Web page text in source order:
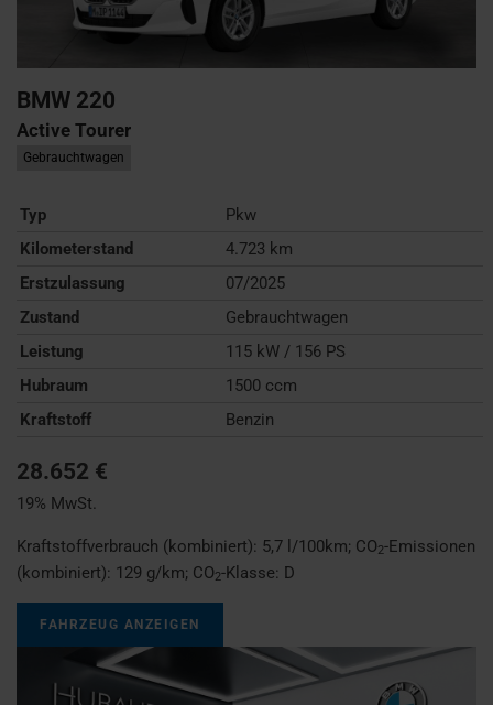
BMW 220
Active Tourer
Gebrauchtwagen
Typ
Pkw
Kilometerstand
4.723 km
Erstzulassung
07/2025
Zustand
Gebrauchtwagen
Leistung
115 kW / 156 PS
Hubraum
1500 ccm
Kraftstoff
Benzin
28.652 €
19% MwSt.
Kraftstoffverbrauch (kombiniert): 5,7 l/100km; CO2-Emissionen
(kombiniert): 129 g/km; CO2-Klasse: D
FAHRZEUG ANZEIGEN